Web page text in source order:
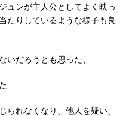
ュンが主人公としてよく映っ
たりしているような様子も良
いだろうとも思った、
られなくなり、他人を疑い、